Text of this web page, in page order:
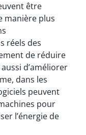
être
manière plus
réels des
de réduire
d’améliorer
dans les
peuvent
pour
l’énergie de